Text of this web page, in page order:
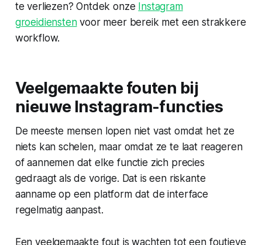
te verliezen? Ontdek onze Instagram
groeidienstenvoor meer bereik met een strakkere
workflow.
Veelgemaakte fouten bij
nieuwe Instagram-functies
De meeste mensen lopen niet vast omdat het ze
niets kan schelen, maar omdat ze te laat reageren
of aannemen dat elke functie zich precies
gedraagt als de vorige. Dat is een riskante
aanname op een platform dat de interface
regelmatig aanpast.
Een veelgemaakte fout is wachten tot een foutieve